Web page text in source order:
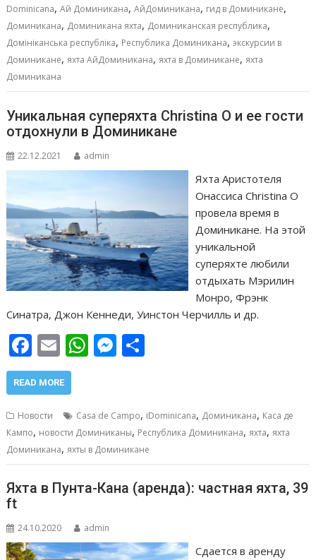
o
o
k
A
p
p
n
g
er
а
в
и
ь
Dominicana,Ай Доминикана,АйДоминикана, гид в Доминикане,
Доминикана, Доминикана яхта, Доминиканская республика,
Домініканська республіка, Республика Доминикана,экскурсии в
Доминикане, яхта АйДоминикана, яхта в Доминикане, яхта
Доминикана
Уникальная суперяхта Christina O и ее гости
отдохнули в Доминикане
22.12.2021 admin
Яхта Аристотеля
Онассиса Christina O
провела время в
Доминикане. На этой
уникальной
суперяхте любили
отдыхать Мэрилин
Монро, Фрэнк
Синатра, Джон Кеннеди, Уинстон Черчилль и др.
F
ac
e
b
o
o
k
E
m
ai
l
W
s
A
p
p
M
e
n
g
er
р
а
в
и
т
READ MORE
Новости Casa de Campo, iDominicana, Доминикана, Каса де
Кампо, новости Доминиканы, Республика Доминикана, яхта, яхта
Доминикана, яхты в Доминикане
Яхта в Пунта-Кана (аренда): частная яхта, 39
ft
24.10.2020 admin
Сдается в аренду